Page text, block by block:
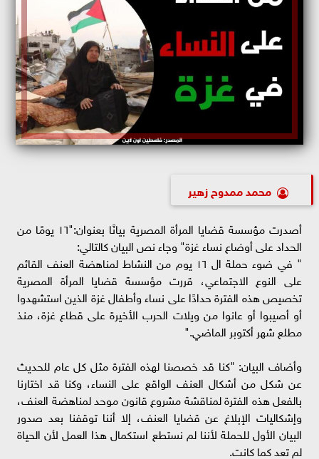
محمد ممدوح زهير
أصدرت مؤسسة قضايا المرأة المصرية بيانًا بعنوان:"١٦ يومًا من
الحداد على أوضاع نساء غزة" وجاء نص البيان كالتالي:
" في ضوء حملة ال ١٦ يوم من النشاط لمناهضة العنف القائم
على النوع الاجتماعي، قررت مؤسسة قضايا المرأة المصرية
تخصيص هذه الفترة حدادًا على نساء وأطفال غزة الذين استشهدوا
أو أصيبوا أو عانوا من ويلات الحرب الأخيرة على قطاع غزة، منذ
مطلع شهر أكتوبر الماضي."
وأضاف البيان: "كنا قد خصصنا لهذه الفترة مثل كل عام للحديث
عن شكل من أشكال العنف الواقع على النساء، وكنا قد اختارنا
بالفعل هذه الفترة لمناقشة مشروع قانون موحد لمناهضة العنف،
وإشكاليات الإبلاغ عن قضايا العنف، إلا أننا توقفنا بعد صدور
البيان الأول للحملة لأننا لم نستطع استكمال هذا العمل لأن الحياة
لم تعد كما كانت.